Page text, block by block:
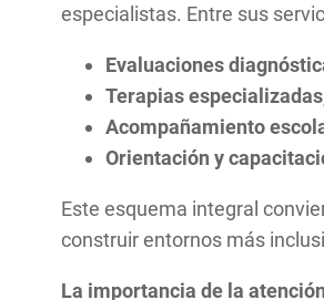
especialistas. Entre sus
Evaluaciones
Terapias especializadas
Acompañamiento
Orientación y
Este esquema integral
construir entornos más
La importancia de la